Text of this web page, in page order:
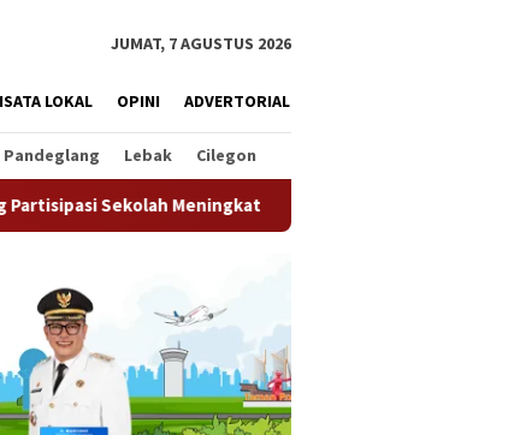
JUMAT, 7 AGUSTUS 2026
LOKAL OPINI ADVERTORIAL
Pandeglang Lebak Cilegon
Meningkat Pemkot Tangsel Matangkan Persiapan HUT